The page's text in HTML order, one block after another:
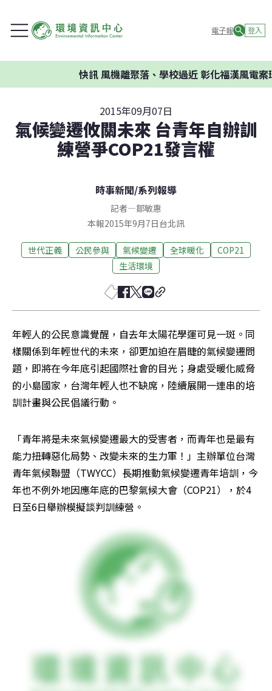
電子報 登入
快訊風機離聚落、學校過近 彰化福漢風電案環
2015年09月07日
氣候變遷攸關未來 台青年自辦訓
練營爭COP21發言權
時事新聞/系列報導
記者—鄒敏惠
本報2015年9月7日台北訊
世代正義 公民參與 氣候變遷 全球暖化
COP21
生活環境
年輕人的公民意識覺醒，自去年太陽花學運可見一斑。同
樣關係到年輕世代的未來，卻更加迫在眉睫的氣候變遷問
題，即將在今年底引起國際社會的目光；身處受暖化威脅
的小島國家，台灣年輕人也不缺席，陸續展開一連串的培
訓計畫與公民倡議行動。
「青年將是未來氣候變遷最大的受害者，而青年也是最有
能力扭轉惡化局勢、改變未來的生力軍！」主辦單位台灣
青年氣候聯盟（TWYCC）長期推動氣候變遷青年培訓，今
年也不例外地因應年底的巴黎氣候大會（COP21），於4
日至6日舉辦模擬談判訓練營。